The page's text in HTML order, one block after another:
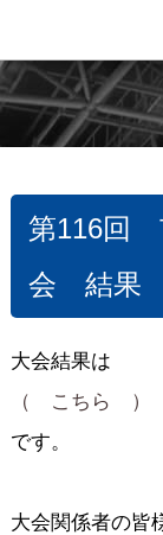
第116回
会 結果
大会結果は
（ こちら ）
です。
大会関係者の皆